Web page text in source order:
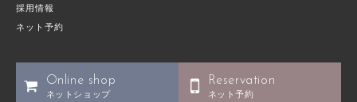
Online shop
ネットショップ
Reservation
ネット予約
採用情報
ネット予約